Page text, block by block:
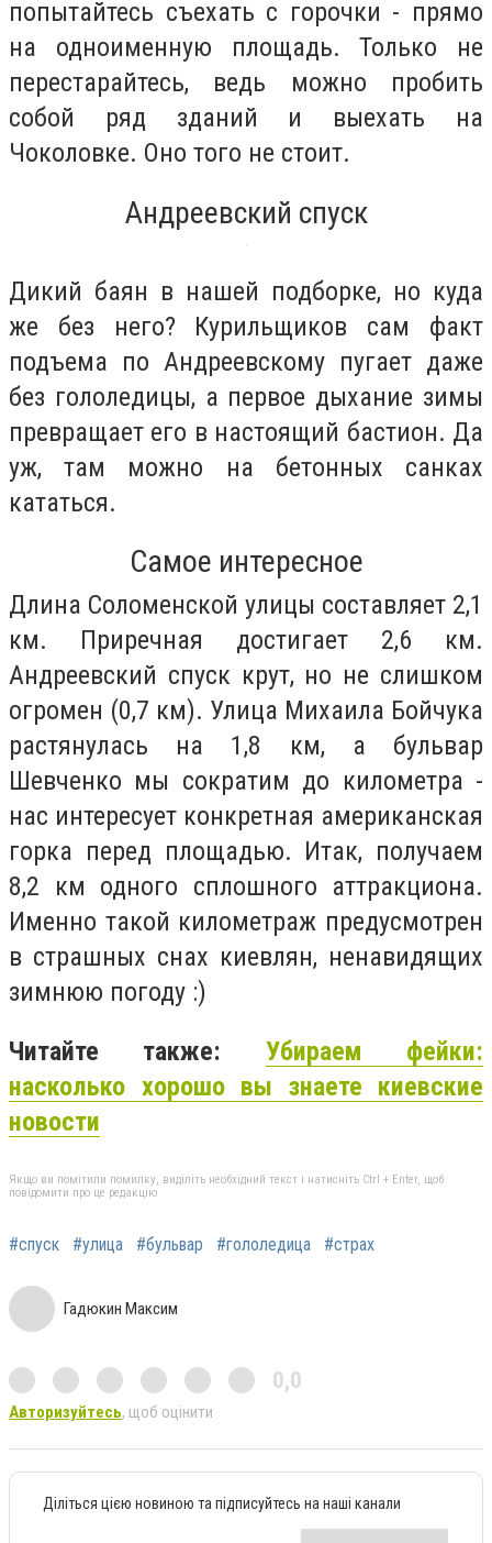
попытайтесь съехать с горочки - прямо
на одноименную площадь. Только не
перестарайтесь, ведь можно пробить
собой ряд зданий и выехать на
Чоколовке. Оно того не стоит.
Андреевский спуск
Дикий баян в нашей подборке, но куда
же без него? Курильщиков сам факт
подъема по Андреевскому пугает даже
без гололедицы, а первое дыхание зимы
превращает его в настоящий бастион. Да
уж, там можно на бетонных санках
кататься.
Самое интересное
Длина Соломенской улицы составляет 2,1
км. Приречная достигает 2,6 км.
Андреевский спуск крут, но не слишком
огромен (0,7 км). Улица Михаила Бойчука
растянулась на 1,8 км, а бульвар
Шевченко мы сократим до километра -
нас интересует конкретная американская
горка перед площадью. Итак, получаем
8,2 км одного сплошного аттракциона.
Именно такой километраж предусмотрен
в страшных снах киевлян, ненавидящих
зимнюю погоду :)
Читайте также: Убираем фейки:
насколько хорошо вы знаете киевские
новости
Якщо ви помітили помилку, виділіть необхідний текст і натисніть Ctrl + Enter, щоб
повідомити про це редакцію
#спуск #улица #бульвар #гололедица #страх
Гадюкин Максим
0,0
Авторизуйтесь, щоб оцінити
Діліться цією новиною та підписуйтесь на наші канали